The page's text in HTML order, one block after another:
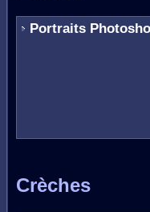
Portraits
Crèches